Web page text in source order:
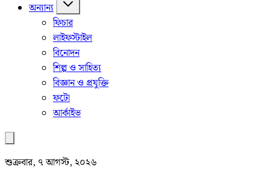
অন্যান্য
ফিচার
লাইফস্টাইল
বিনোদন
শিল্প ও সাহিত্য
বিজ্ঞান ও প্রযুক্তি
ফটো
আর্কাইভ
শুক্রবার, ৭ আগস্ট, ২০২৬